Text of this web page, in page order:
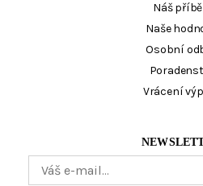
Náš
Naše
Osobní
Vrácení